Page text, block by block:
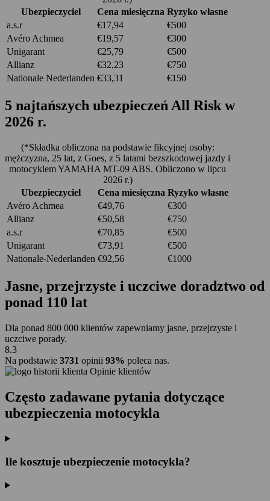
Ubezpieczyciel
Cena miesięczna Ryzyko własne
a.s.r
€17,94
€500
Avéro Achmea
€19,57
€300
Unigarant
€25,79
€500
Allianz
€32,23
€750
Nationale Nederlanden €33,31 €150
5 najtańszych ubezpieczeń All Risk w
2026 r.
(*Składka obliczona na podstawie fikcyjnej osoby:
mężczyzna, 25 lat, z Goes, z 5 latami bezszkodowej jazdy i
motocyklem YAMAHA MT-09 ABS. Obliczono w lipcu
2026 r.)
Ubezpieczyciel
Cena miesięczna Ryzyko własne
Avéro Achmea
€49,76
€300
Allianz
€50,58
€750
a.s.r
€70,85
€500
Unigarant
€73,91
€500
Nationale-Nederlanden €92,56 €1000
Jasne, przejrzyste i uczciwe doradztwo od
ponad 110 lat
Dla ponad 800 000 klientów zapewniamy jasne, przejrzyste i
uczciwe porady.
8.3
Na podstawie 3731 opinii 93% poleca nas.
Opinie klientów
Często zadawane pytania dotyczące
ubezpieczenia motocykla
Ile kosztuje ubezpieczenie motocykla?